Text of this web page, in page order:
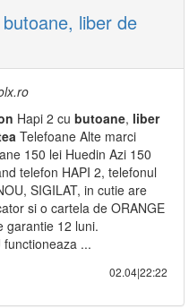
liber de
Hapi 2 cu butoane, liber
Telefoane Alte marci
150 lei Huedin Azi 150
telefon HAPI 2, telefonul
SIGILAT, in cutie are
si o cartela de ORANGE
garantie 12 luni.
functioneaza ...
02.04|22:22